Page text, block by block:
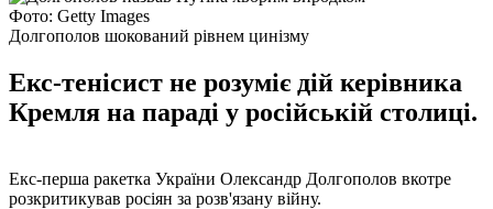
Фото: Getty Images
Долгополов шокований рівнем цинізму
Екс-тенісист не розуміє дій керівника
Кремля на параді у російській столиці.
Екс-перша ракетка України Олександр Долгополов вкотре
розкритикував росіян за розв'язану війну.